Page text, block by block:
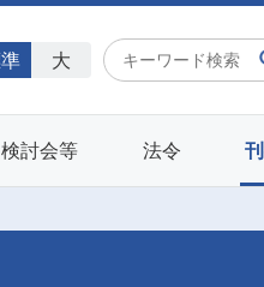
大
討会等 法令